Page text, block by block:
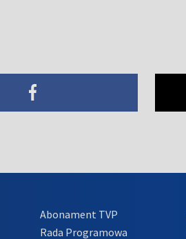
Abonament TVP
Rada Programowa